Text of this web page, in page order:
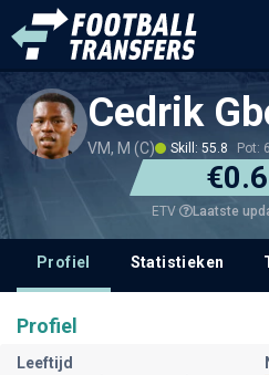
Cedrik
VM, M (C) Skill: 55.8 Pot:
ETV Laatste
Profiel Statistieken
Profiel
Leeftijd